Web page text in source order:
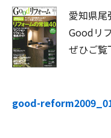
愛知県尾
Goodリ
ぜひご覧
good-